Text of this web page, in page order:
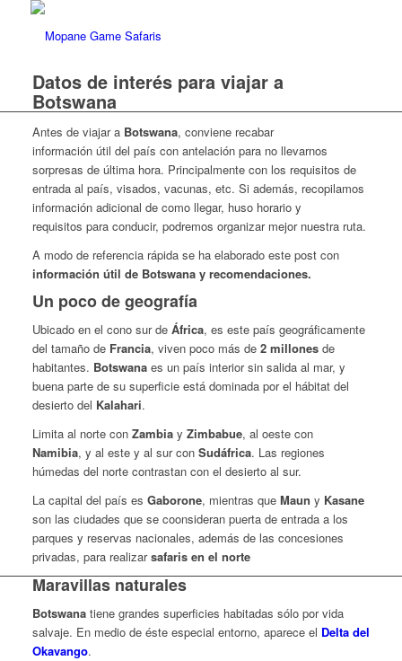
Datos de interés para viajar a
Botswana
Antes de viajar a Botswana, conviene recabar
información útil del país con antelación para no llevarnos
sorpresas de última hora. Principalmente con los requisitos de
entrada al país, visados, vacunas, etc. Si además, recopilamos
información adicional de como llegar, huso horario y
requisitos para conducir, podremos organizar mejor nuestra ruta.
A modo de referencia rápida se ha elaborado este post con
información útil de Botswana y recomendaciones.
Un poco de geografía
Ubicado en el cono sur de África, es este país geográficamente
del tamaño de Francia, viven poco más de 2 millonesde
habitantes. Botswanaes un país interior sin salida al mar, y
buena parte de su superficie está dominada por el hábitat del
desierto del Kalahari.
Limita al norte con Zambiay Zimbabue, al oeste con
Namibia, y al este y al sur con Sudáfrica. Las regiones
húmedas del norte contrastan con el desierto al sur.
La capital del país es Gaborone, mientras que Maun y Kasane
son las ciudades que se coonsideran puerta de entrada a los
parques y reservas nacionales, además de las concesiones
privadas, para realizarsafaris en el norte
Maravillas naturales
Botswanatiene grandes superficies habitadas sólo por vida
salvaje. En medio de éste especial entorno, aparece el Delta del
Okavango.